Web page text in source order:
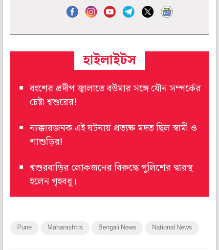
হাইলাইটস
বংশের প্রদীপ জ্বালাতে বউমার সঙ্গে যৌন সম্পর্কের
চেষ্টা শ্বশুরের!
ন্যক্কারজনক এই ঘটনায় প্রত্যক্ষ মদত ছিল স্বামী ও
শাশুড়ির!
শ্বশুরবাড়ির লোকজনের বিরুদ্ধে পুলিশের দ্বারস্থ
হলেন গৃহবধূ।
Pune Maharashtra Bengali News National News